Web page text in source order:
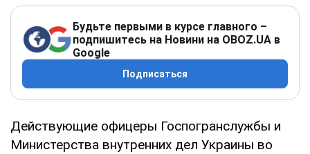
Будьте первыми в курсе главного –
подпишитесь на Новини на OBOZ.UA в
Google
Подписаться
Действующие офицеры Госпогранслужбы и
Министерства внутренних дел Украины во